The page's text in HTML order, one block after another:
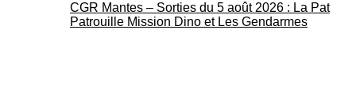
CGR Mantes – Sorties du 5 août 2026 : La Pat
Patrouille Mission Dino et Les Gendarmes